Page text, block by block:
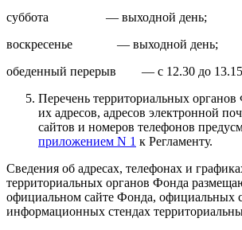
суббота — выходной день;
воскресенье — выходной день;
обеденный перерыв — с 12.30 до
Перечень территориальных
их адресов, адресов электронной
сайтов и номеров телефонов
приложением N 1 к Регламенту.
Сведения об адресах, телефонах и
территориальных органов Фонда
официальном сайте Фонда, официальных
информационных стендах